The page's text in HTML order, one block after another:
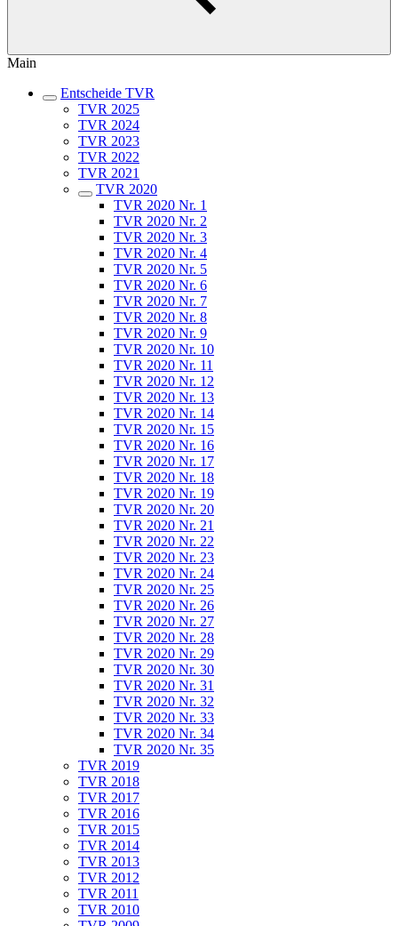
Main
Entscheide TVR
TVR 2025
TVR 2024
TVR 2023
TVR 2022
TVR 2021
TVR 2020
TVR 2020 Nr. 1
TVR 2020 Nr. 2
TVR 2020 Nr. 3
TVR 2020 Nr. 4
TVR 2020 Nr. 5
TVR 2020 Nr. 6
TVR 2020 Nr. 7
TVR 2020 Nr. 8
TVR 2020 Nr. 9
TVR 2020 Nr. 10
TVR 2020 Nr. 11
TVR 2020 Nr. 12
TVR 2020 Nr. 13
TVR 2020 Nr. 14
TVR 2020 Nr. 15
TVR 2020 Nr. 16
TVR 2020 Nr. 17
TVR 2020 Nr. 18
TVR 2020 Nr. 19
TVR 2020 Nr. 20
TVR 2020 Nr. 21
TVR 2020 Nr. 22
TVR 2020 Nr. 23
TVR 2020 Nr. 24
TVR 2020 Nr. 25
TVR 2020 Nr. 26
TVR 2020 Nr. 27
TVR 2020 Nr. 28
TVR 2020 Nr. 29
TVR 2020 Nr. 30
TVR 2020 Nr. 31
TVR 2020 Nr. 32
TVR 2020 Nr. 33
TVR 2020 Nr. 34
TVR 2020 Nr. 35
TVR 2019
TVR 2018
TVR 2017
TVR 2016
TVR 2015
TVR 2014
TVR 2013
TVR 2012
TVR 2011
TVR 2010